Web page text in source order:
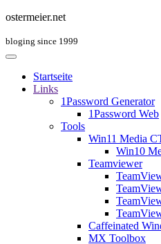
ostermeier.net
bloging since 1999
Startseite
Links
1Password Generator
1Password Web
Tools
Win11 Media
Win10
Teamviewer
Caffeinated
MX Toolbox